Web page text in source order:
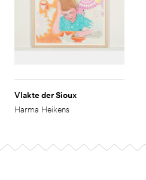
Vlakte der Sioux
Harma Heikens